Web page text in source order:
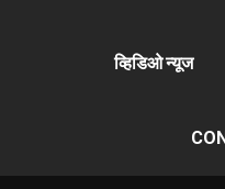
व्हिडिओ न्यूज